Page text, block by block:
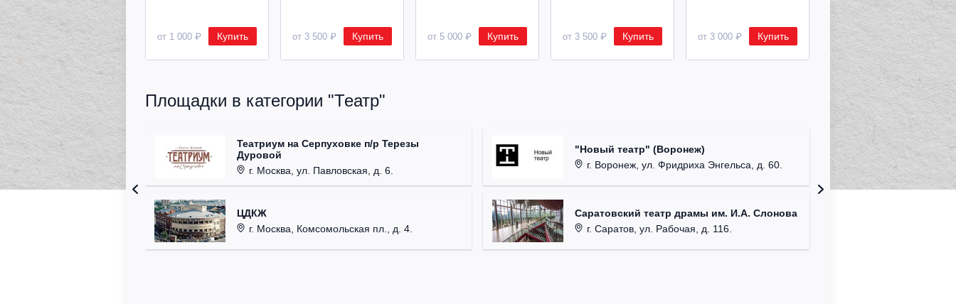
от 1 000 ₽ Купить от 3 500 ₽ Купить от 5 000 ₽ Купить от 3 500 ₽ Купить от 3 000 ₽ Купить от 8 500 ₽ Купить
Площадки в категории "Театр"
Театриум на Серпуховке п/р Терезы
Дуровой
г. Москва, ул. Павловская, д. 6.
ЦДКЖ
г. Москва, Комсомольская пл., д. 4.
"Новый театр" (Воронеж)
г. Воронеж, ул. Фридриха Энгельса, д. 60.
Саратовский театр драмы им. И.А. Слонова
г. Саратов, ул. Рабочая, д. 116.
театр"
г.